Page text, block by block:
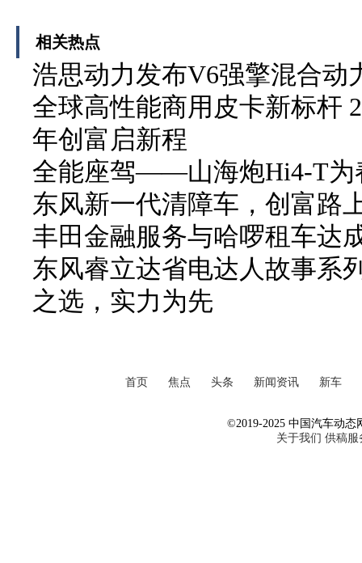
相关热点
浩思动力发布V6强擎混合动
全球高性能商用皮卡新标杆
年创富启新程
全能座驾——山海炮Hi4-T为
东风新一代清障车，创富路
丰田金融服务与哈啰租车达
东风睿立达省电达人故事系
之选，实力为先
首页 焦点 头条 新闻资讯 新车
©2019-2025 中国汽车动态
关于我们 供稿服